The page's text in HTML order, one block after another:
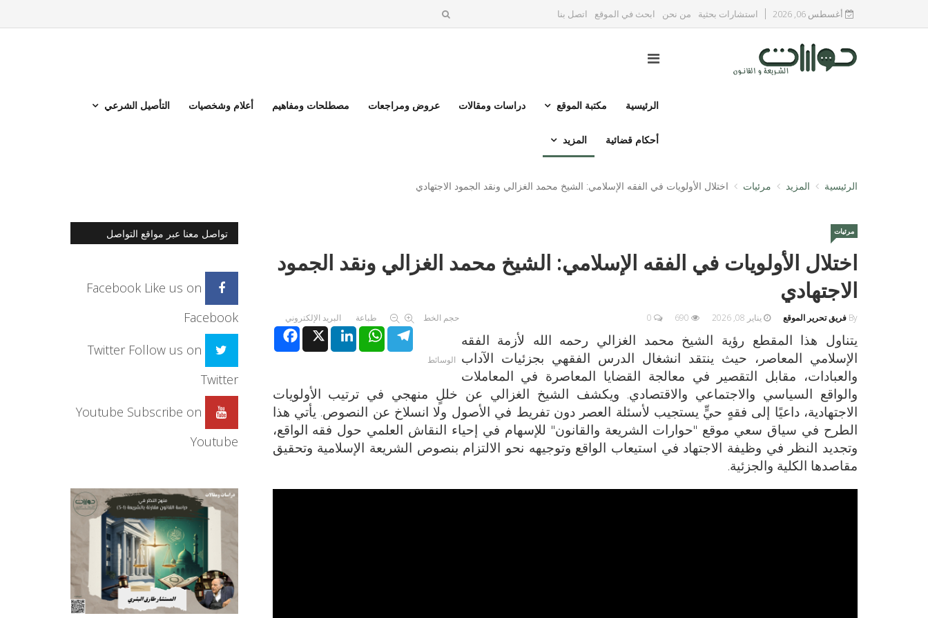
أغسطس 06, 2026 استشارات بحثية من نحن ابحث في الموقع اتصل بنا
الرئيسية مكتبة الموقع دراسات ومقالات عروض ومراجعات مصطلحات ومفاهيم أعلام وشخصيات التأصيل الشرعي
أحكام قضائية المزيد
الرئيسية المزيد مرئيات اختلال الأولويات في الفقه الإسلامي: الشيخ محمد الغزالي ونقد الجمود الاجتهادي
مرئيات
اختلال الأولويات في الفقه الإسلامي: الشيخ محمد الغزالي ونقد الجمود
الاجتهادي
By فريق تحرير الموقع يناير 08, 2026 0 حجم الخط طباعة
البريد الإلكتروني
Facebook
X
LinkedInWhatsAppTelegram
الوسائط
يتناول هذا المقطع رؤية الشيخ محمد الغزالي رحمه الله لأزمة الفقه
الإسلامي المعاصر، حيث ينتقد انشغال الدرس الفقهي بجزئيات الآداب
والعبادات، مقابل التقصير في معالجة القضايا المعاصرة في المعاملات
والواقع السياسي والاجتماعي والاقتصادي. ويكشف الشيخ الغزالي عن خللٍ منهجي في ترتيب الأولويات
الاجتهادية، داعيًا إلى فقهٍ حيٍّ يستجيب لأسئلة العصر دون تفريط في الأصول ولا انسلاخ عن النصوص. يأتي هذا
الطرح في سياق سعي موقع "حوارات الشريعة والقانون" للإسهام في إحياء النقاش العلمي حول فقه الواقع،
وتجديد النظر في وظيفة الاجتهاد في استيعاب الواقع وتوجيهه نحو الالتزام بنصوص الشريعة الإسلامية وتحقيق
مقاصدها الكلية والجزئية.
تواصل معنا عبر مواقع التواصل
Facebook Like us on
Facebook
Twitter Follow us on
Twitter
Youtube Subscribe on
Youtube